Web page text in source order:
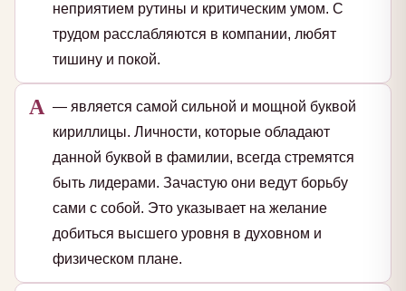
неприятием рутины и критическим умом. С
трудом расслабляются в компании, любят
тишину и покой.
А — является самой сильной и мощной буквой
кириллицы. Личности, которые обладают
данной буквой в фамилии, всегда стремятся
быть лидерами. Зачастую они ведут борьбу
сами с собой. Это указывает на желание
добиться высшего уровня в духовном и
физическом плане.